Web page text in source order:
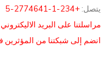
يتصل: +234-1-2774641-5
مراسلتنا على البريد الاليكتروني
انضم إلى شبكتنا من المؤثرين